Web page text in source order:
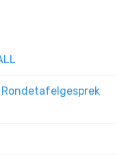
Rondetafelgesprek